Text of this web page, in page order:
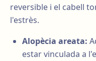
reversible i el cabell
l'estrès.
Alopècia areata:
estar vinculada a